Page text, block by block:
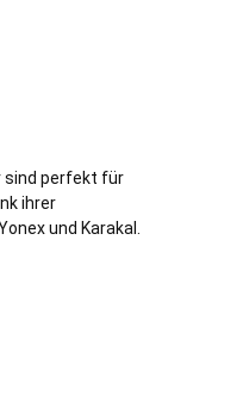
sind perfekt für
ihrer
und Karakal.